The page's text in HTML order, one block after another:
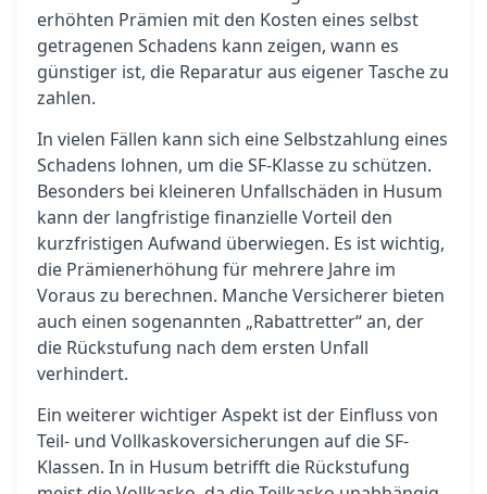
erhöhten Prämien mit den Kosten eines selbst
getragenen Schadens kann zeigen, wann es
günstiger ist, die Reparatur aus eigener Tasche zu
zahlen.
In vielen Fällen kann sich eine Selbstzahlung eines
Schadens lohnen, um die SF-Klasse zu schützen.
Besonders bei kleineren Unfallschäden in Husum
kann der langfristige finanzielle Vorteil den
kurzfristigen Aufwand überwiegen. Es ist wichtig,
die Prämienerhöhung für mehrere Jahre im
Voraus zu berechnen. Manche Versicherer bieten
auch einen sogenannten „Rabattretter“ an, der
die Rückstufung nach dem ersten Unfall
verhindert.
Ein weiterer wichtiger Aspekt ist der Einfluss von
Teil- und Vollkaskoversicherungen auf die SF-
Klassen. In in Husum betrifft die Rückstufung